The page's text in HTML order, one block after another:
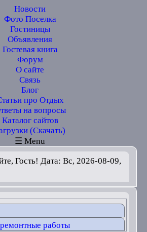
Новости
Фото Поселка
Гостиницы
Объявления
Гостевая книга
Форум
О сайте
Связь
Блог
про Отдых
на вопросы
Каталог сайтов
(Скачать)
☰ Menu
Гость! Дата: Вс, 2026-08-09,
работы